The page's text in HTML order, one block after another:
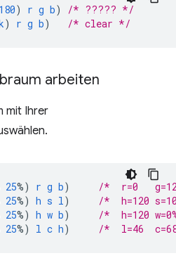
180) r g b)
/* ????? */
) r g b) /* clear */
arbeiten
mit Ihrer
25%) r g b)
/*  r=0
25%) h s l )
/*  h=120
25%) h w b)
/*  h=120
25%) l c h) /*  l=46